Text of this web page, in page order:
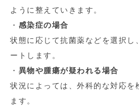
ように整えていきます。
・ 感染症の場合
状態に応じて抗菌薬などを選択し
ートします。
・ 異物や腫瘍が疑われる場合
状況によっては、外科的な対応を
ます。